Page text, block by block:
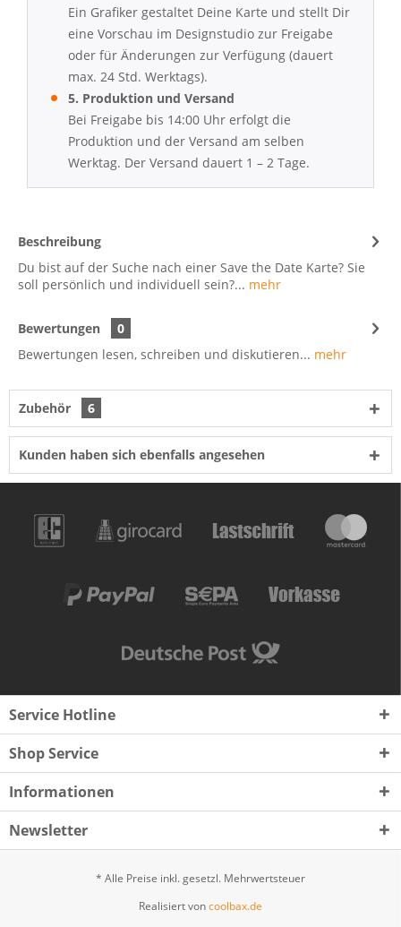
Ein Grafiker gestaltet Deine Karte und stellt Dir
eine Vorschau im Designstudio zur Freigabe
oder für Änderungen zur Verfügung (dauert
max. 24 Std. Werktags).
5. Produktion und Versand
Bei Freigabe bis 14:00 Uhr erfolgt die
Produktion und der Versand am selben
Werktag. Der Versand dauert 1 – 2 Tage.
Beschreibung
Du bist auf der Suche nach einer Save the Date Karte? Sie
soll persönlich und individuell sein?... mehr
Bewertungen
0
Bewertungen lesen, schreiben und diskutieren... mehr
Zubehör 6
Kunden haben sich ebenfalls angesehen
Service Hotline
Shop Service
Informationen
Newsletter
* Alle Preise inkl. gesetzl. Mehrwertsteuer
Realisiert voncoolbax.de